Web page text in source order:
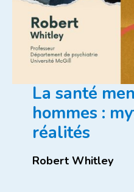
La santé
hommes :
réalités
Robert Whitley